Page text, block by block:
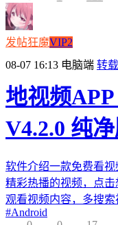
发帖狂魔VIP2
08-07 16:13 电脑端 转
地视频APP
V4.2.0 纯
软件介绍一款免费看
精彩热播的视频，点
观看视频内容，多搜
#Android